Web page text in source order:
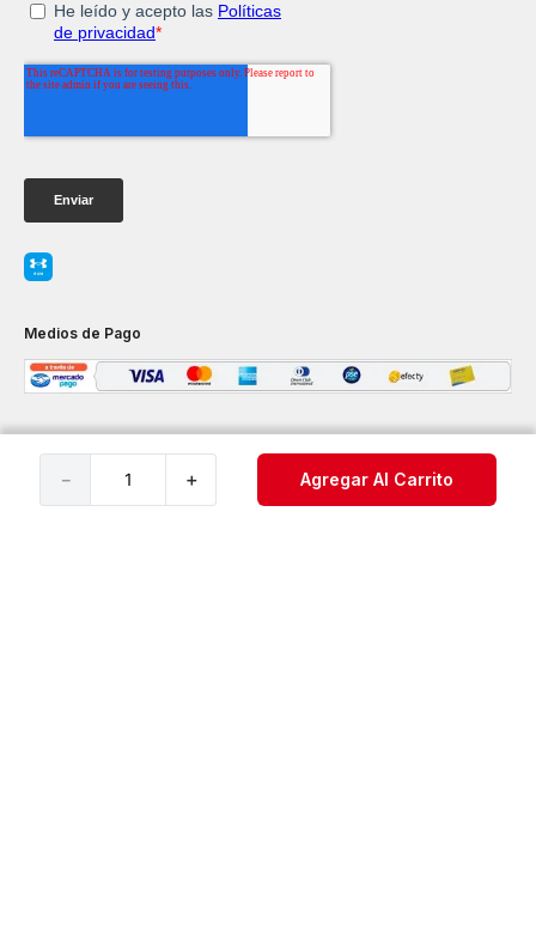
＋
－ Agregar Al Carrito
Medios de Pago